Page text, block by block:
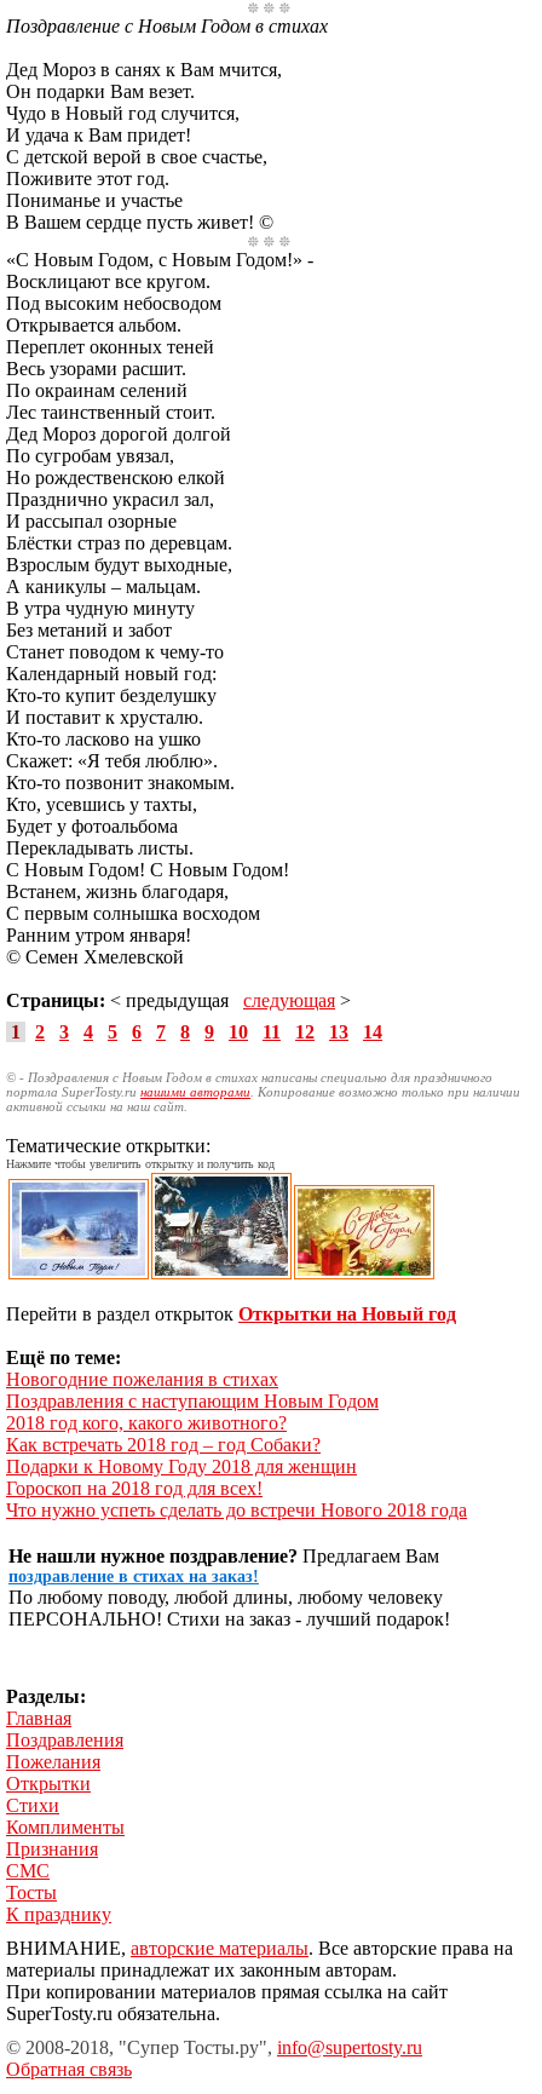
Поздравление с Новым Годом в стихах
Дед Мороз в санях к Вам мчится,
Он подарки Вам везет.
Чудо в Новый год случится,
И удача к Вам придет!
С детской верой в свое счастье,
Поживите этот год.
Пониманье и участье
В Вашем сердце пусть живет! ©
«С Новым Годом, с Новым Годом!» -
Восклицают все кругом.
Под высоким небосводом
Открывается альбом.
Переплет оконных теней
Весь узорами расшит.
По окраинам селений
Лес таинственный стоит.
Дед Мороз дорогой долгой
По сугробам увязал,
Но рождественскою елкой
Празднично украсил зал,
И рассыпал озорные
Блёстки страз по деревцам.
Взрослым будут выходные,
А каникулы – мальцам.
В утра чудную минуту
Без метаний и забот
Станет поводом к чему-то
Календарный новый год:
Кто-то купит безделушку
И поставит к хрусталю.
Кто-то ласково на ушко
Скажет: «Я тебя люблю».
Кто-то позвонит знакомым.
Кто, усевшись у тахты,
Будет у фотоальбома
Перекладывать листы.
C Новым Годом! С Новым Годом!
Встанем, жизнь благодаря,
С первым солнышка восходом
Ранним утром января!
© Семен Хмелевской
Страницы: < предыдущая следующая >
1
2 3 4 5 6 7 8 9 10 11 12 13 14
© - Поздравления с Новым Годом в стихах написаны специально для праздничного
портала SuperTosty.ru нашими авторами . Копирование возможно только при наличии
активной ссылки на наш сайт.
Тематические открытки:
Нажмите чтобы увеличить открытку и получить код
Перейти в раздел открыток Открытки на Новый год
Ещё по теме:
Новогодние пожелания в стихах
Поздравления с наступающим Новым Годом
2018 год кого, какого животного?
Как встречать 2018 год – год Собаки?
Подарки к Новому Году 2018 для женщин
Гороскоп на 2018 год для всех!
Что нужно успеть сделать до встречи Нового 2018 года
Не нашли нужное поздравление? Предлагаем Вам
поздравление в стихах на заказ!
По любому поводу, любой длины, любому человеку
ПЕРСОНАЛЬНО! Стихи на заказ - лучший подарок!
Разделы:
Главная
Поздравления
Пожелания
Открытки
Стихи
Комплименты
Признания
СМС
Тосты
К празднику
ВНИМАНИЕ, авторские материалы. Все авторские права на
материалы принадлежат их законным авторам.
При копировании материалов прямая ссылка на сайт
SuperTosty.ru обязательна.
© 2008-2018, "Супер Тосты.ру", info@supertosty.ru
Обратная связь